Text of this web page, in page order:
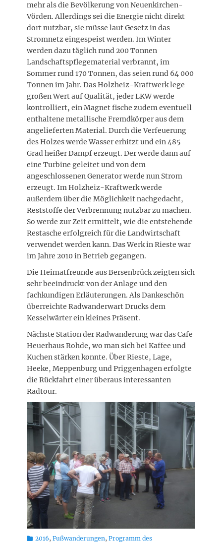
mehr als die Bevölkerung von Neuenkirchen-
Vörden. Allerdings sei die Energie nicht direkt
dort nutzbar, sie müsse laut Gesetz in das
Stromnetz eingespeist werden. Im Winter
werden dazu täglich rund 200 Tonnen
Landschaftspflegematerial verbrannt, im
Sommer rund 170 Tonnen, das seien rund 64 000
Tonnen im Jahr. Das Holzheiz-Kraftwerk lege
großen Wert auf Qualität, jeder LKW werde
kontrolliert, ein Magnet fische zudem eventuell
enthaltene metallische Fremdkörper aus dem
angelieferten Material. Durch die Verfeuerung
des Holzes werde Wasser erhitzt und ein 485
Grad heißer Dampf erzeugt. Der werde dann auf
eine Turbine geleitet und von dem
angeschlossenen Generator werde nun Strom
erzeugt. Im Holzheiz-Kraftwerk werde
außerdem über die Möglichkeit nachgedacht,
Reststoffe der Verbrennung nutzbar zu machen.
So werde zur Zeit ermittelt, wie die entstehende
Restasche erfolgreich für die Landwirtschaft
verwendet werden kann. Das Werk in Rieste war
im Jahre 2010 in Betrieb gegangen.
Die Heimatfreunde aus Bersenbrück zeigten sich
sehr beeindruckt von der Anlage und den
fachkundigen Erläuterungen. Als Dankeschön
überreichte Radwanderwart Drucks dem
Kesselwärter ein kleines Präsent.
Nächste Station der Radwanderung war das Cafe
Heuerhaus Rohde, wo man sich bei Kaffee und
Kuchen stärken konnte. Über Rieste, Lage,
Heeke, Meppenburg und Priggenhagen erfolgte
die Rückfahrt einer überaus interessanten
Radtour.
Kategorien
2016, Fußwanderungen, Programm des